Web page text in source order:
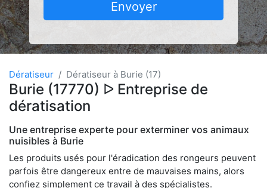
Envoyer
Dératiseur Dératiseur à Burie (17)
Burie (17770) ᐅ Entreprise de
dératisation
Une entreprise experte pour exterminer vos animaux
nuisibles à Burie
Les produits usés pour l'éradication des rongeurs peuvent
parfois être dangereux entre de mauvaises mains, alors
confiez simplement ce travail à des spécialistes.